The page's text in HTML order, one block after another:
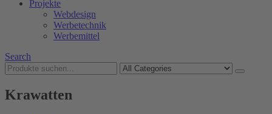
Projekte
Webdesign
Werbetechnik
Werbemittel
Search
Krawatten